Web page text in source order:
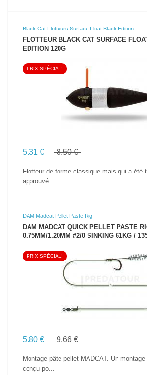
Black Cat Flotteurs Surface Float Black Edition
FLOTTEUR BLACK CAT SURFACE
EDITION 120G
PRIX SPÉCIAL!
5.31 € 8.50 €
Flotteur de forme classique mais qui a été
approuvé...
DAM Madcat Pellet Paste Rig
DAM MADCAT QUICK PELLET PASTE
0.75MM/1.20MM #2/0 SINKING 61KG /
VOIR LE PRODUIT
PRIX SPÉCIAL!
5.80 € 9.66 €
Montage pâte pellet MADCAT. Un
conçu po...